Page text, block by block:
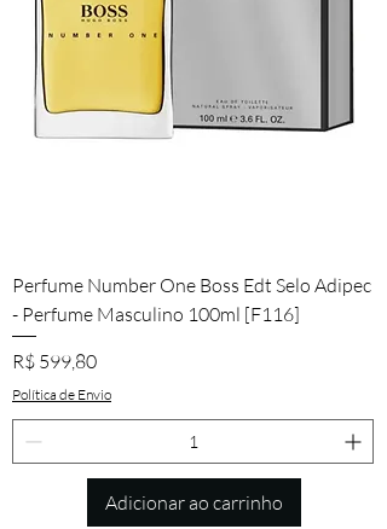
Perfume Number One Boss Edt Selo Adipec
- Perfume Masculino 100ml [F116]
Preço
R$ 599,80
Política de Envio
Adicionar ao carrinho